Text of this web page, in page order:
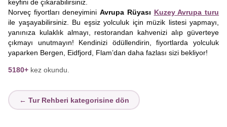
keyfini de çıkarabilirsiniz.
Norveç fiyortları deneyiminiAvrupa Rüyası Kuzey Avrupa turu
ile yaşayabilirsiniz. Bu eşsiz yolculuk için müzik listesi yapmayı,
yanınıza kulaklık almayı, restorandan kahvenizi alıp güverteye
çıkmayı unutmayın! Kendinizi ödüllendirin, fiyortlarda yolculuk
yaparken Bergen, Eidfjord, Flam’dan daha fazlası sizi bekliyor!
5180+ kez okundu.
← Tur Rehberi kategorisine dön